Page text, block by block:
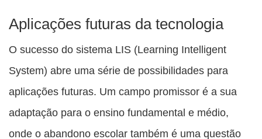
Aplicações futuras da tecnologia
O sucesso do sistema LIS (Learning Intelligent
System) abre uma série de possibilidades para
aplicações futuras. Um campo promissor é a sua
adaptação para o ensino fundamental e médio,
onde o abandono escolar também é uma questão